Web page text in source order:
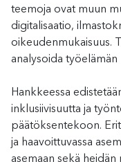
teemoja ovat muun
digitalisaatio,
oikeudenmukaisuus.
analysoida työelämän
Hankkeessa
inklusiivisuutta ja
päätöksentekoon.
ja haavoittuvassa
asemaan sekä heidän